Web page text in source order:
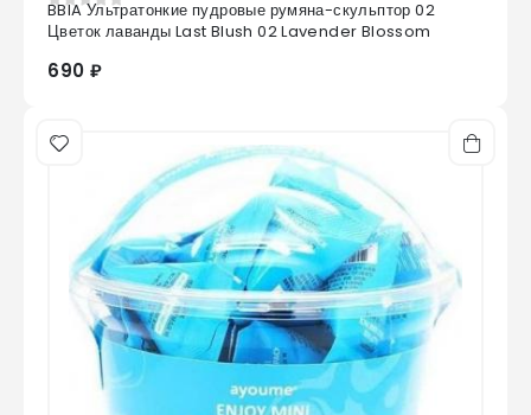
0из 5
BBIA Ультратонкие пудровые румяна-скульптор 02
Цветок лаванды Last Blush 02 Lavender Blossom
690 ₽